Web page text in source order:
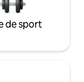
de sport